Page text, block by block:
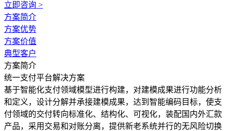
立即咨询 >
方案简介
方案优势
方案价值
典型客户
方案简介
统一支付平台解决方案
基于智能化支付领域模型进行构建，对建模成果进行功能分析
和定义，设计分解并承接建模成果，达到智能编码目标，使支
付领域的交付转向标准化、结构化、可视化，装配国内外汇款
产品，采用交易和对账分离，提供新老系统并行的无风险切换